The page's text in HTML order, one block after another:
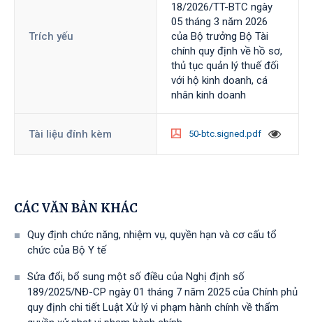
Trích yếu
18/2026/TT-BTC ngày
05 tháng 3 năm 2026
của Bộ trưởng Bộ Tài
chính quy định về hồ sơ,
thủ tục quản lý thuế đối
với hộ kinh doanh, cá
nhân kinh doanh
Tài liệu đính kèm 50-btc.signed.pdf
CÁC VĂN BẢN KHÁC
Quy định chức năng, nhiệm vụ, quyền hạn và cơ cấu tổ
chức của Bộ Y tế
Sửa đổi, bổ sung một số điều của Nghị định số
189/2025/NĐ-CР ngày 01 tháng 7 năm 2025 của Chính phủ
quy định chi tiết Luật Xử lý vi phạm hành chính về thẩm